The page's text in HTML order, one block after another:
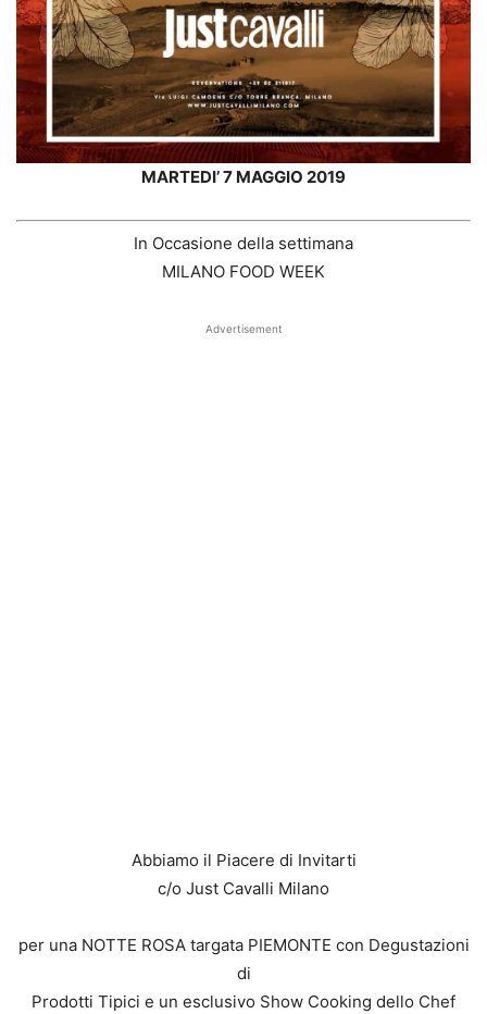
MARTEDI’ 7 MAGGIO 2019
In Occasione della settimana
MILANO FOOD WEEK
Advertisement
Abbiamo il Piacere di Invitarti
c/o Just Cavalli Milano
per una NOTTE ROSA targata PIEMONTE con Degustazioni
di
Prodotti Tipici e un esclusivo Show Cooking dello Chef